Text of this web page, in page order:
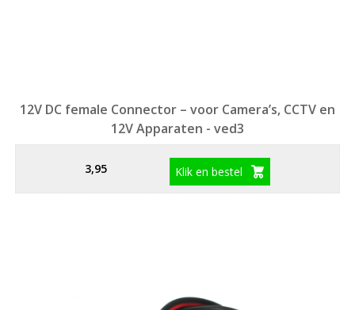
12V DC female Connector – voor Camera’s, CCTV en
12V Apparaten - ved3
3,95 Klik en bestel